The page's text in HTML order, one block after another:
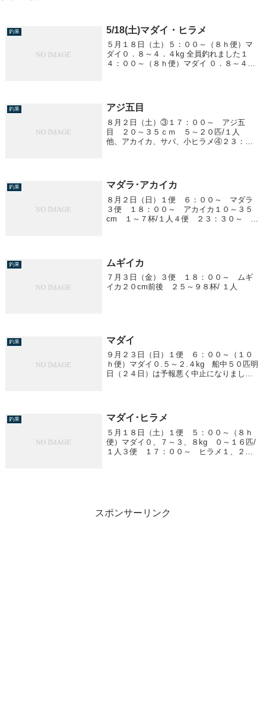
釣果 5/18(土)マダイ・ヒラメ
５月１８日（土）５：００～（８ｈ便）マ
ダイ０．８～４．４kg 全員釣れました１
４：００～（８ｈ便）マダイ ０．８～４．
釣果 アジ五目
８月２日（土）③１７：００～ アジ五
目 ２０～３５ｃｍ ５～２０匹/１人
他、アカイカ、サバ、小ヒラメ④２３：０
釣果 マダラ･アカイカ
８月２日（日）１便 ６：００～ マダラ
３便 １８：００～ アカイカ１０～３５
cm １～７杯/１人４便 ２３：３０～ ア
釣果 ムギイカ
７月３日（金）３便 １８：００～ ムギ
イカ２０cm前後 ２５～９８杯/ １人
釣果 マダイ
９月２３日（日）１便 ６：００～（１０
ｈ便）マダイ０.５～２.４kg 船中５０匹明
日（２４日）は予報悪く中止になりまし
釣果 マダイ･ヒラメ
５月１８日（土）１便 ５：００～（８ｈ
便）マダイ０、７～３、８kg ０～１６匹/
１人３便 １７：００～ ヒラメ１、２～
スポンサーリンク